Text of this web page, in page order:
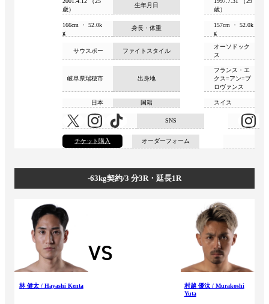
生年月日
歳）
歳）
身長・体重
166cm ・ 52.0k
g
157cm ・ 52.0k
g
ファイトスタイル
サウスポー
オーソドック
ス
出身地
岐阜県瑞穂市
フランス・エ
クス=アン=プ
ロヴァンス
国籍
日本 スイス
SNS
オーダーフォーム
チケット購入
-63kg契約/3 分3R・延⻑1R
林 健太 / Hayashi Kenta
VS
村越 優汰 / Murakoshi
Yuta